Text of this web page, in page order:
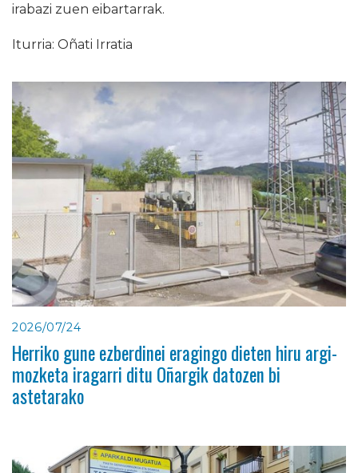
irabazi zuen eibartarrak.
Iturria: Oñati Irratia
2026/07/24
Herriko gune ezberdinei eragingo dieten hiru argi-
mozketa iragarri ditu Oñargik datozen bi
astetarako